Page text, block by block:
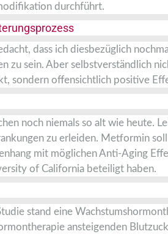
durchführt.
dass ich diesbezüglich
zu sein. Aber selbstverständlich
sondern offensichtlich positive
noch niemals so alt wie heute.
zu erleiden. Metformin
mit möglichen Anti-Aging
of California beteiligt haben.
stand eine
ansteigenden